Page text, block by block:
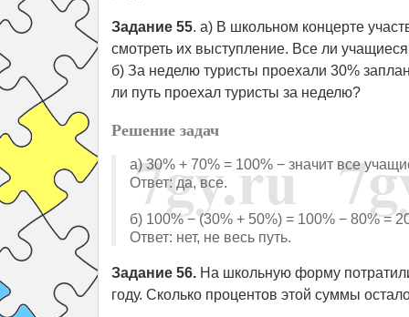
Задание 55. а) В школьном концерте
смотреть их выступление. Все ли
б) За неделю туристы проехали 30%
ли путь проехал туристы за неделю?
Решение задач
а) 30% + 70% = 100% − значит все
Ответ: да, все.
б) 100% − (30% + 50%) = 100% − 80% =
Ответ: нет, не весь путь.
Задание 56. На школьную форму
году. Сколько процентов этой суммы